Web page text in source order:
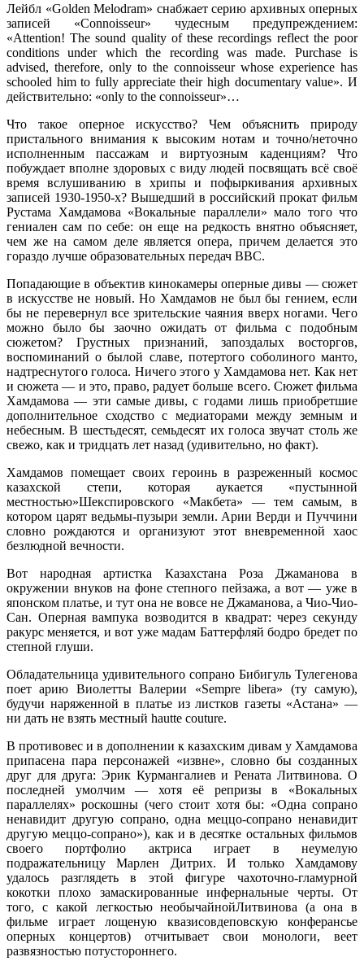
Лейбл «Golden Melodram» снабжает серию архивных оперных
записей «Connoisseur» чудесным предупреждением:
«Attention! The sound quality of these recordings reflect the poor
conditions under which the recording was made. Purchase is
advised, therefore, only to the connoisseur whose experience has
schooled him to fully appreciate their high documentary value». И
действительно: «only to the connoisseur»…
Что такое оперное искусство? Чем объяснить природу
пристального внимания к высоким нотам и точно/неточно
исполненным пассажам и виртуозным каденциям? Что
побуждает вполне здоровых с виду людей посвящать всё своё
время вслушиванию в хрипы и пофыркивания архивных
записей 1930-1950-х? Вышедший в российский прокат фильм
Рустама Хамдамова «Вокальные параллели» мало того что
гениален сам по себе: он еще на редкость внятно объясняет,
чем же на самом деле является опера, причем делается это
гораздо лучше образовательных передач BBC.
Попадающие в объектив кинокамеры оперные дивы — сюжет
в искусстве не новый. Но Хамдамов не был бы гением, если
бы не перевернул все зрительские чаяния вверх ногами. Чего
можно было бы заочно ожидать от фильма с подобным
сюжетом? Грустных признаний, запоздалых восторгов,
воспоминаний о былой славе, потертого соболиного манто,
надтреснутого голоса. Ничего этого у Хамдамова нет. Как нет
и сюжета — и это, право, радует больше всего. Сюжет фильма
Хамдамова — эти самые дивы, с годами лишь приобретшие
дополнительное сходство с медиаторами между земным и
небесным. В шестьдесят, семьдесят их голоса звучат столь же
свежо, как и тридцать лет назад (удивительно, но факт).
Хамдамов помещает своих героинь в разреженный космос
казахской степи, которая аукается «пустынной
местностью»Шекспировского «Макбета» — тем самым, в
котором царят ведьмы-пузыри земли. Арии Верди и Пуччини
словно рождаются и организуют этот вневременной хаос
безлюдной вечности.
Вот народная артистка Казахстана Роза Джаманова в
окружении внуков на фоне степного пейзажа, а вот — уже в
японском платье, и тут она не вовсе не Джаманова, а Чио-Чио-
Сан. Оперная вампука возводится в квадрат: через секунду
ракурс меняется, и вот уже мадам Баттерфляй бодро бредет по
степной глуши.
Обладательница удивительного сопрано Бибигуль Тулегенова
поет арию Виолетты Валерии «Sempre libera» (ту самую),
будучи наряженной в платье из листков газеты «Астана» —
ни дать не взять местный hautte couture.
В противовес и в дополнении к казахским дивам у Хамдамова
припасена пара персонажей «извне», словно бы созданных
друг для друга: Эрик Курмангалиев и Рената Литвинова. О
последней умолчим — хотя её репризы в «Вокальных
параллелях» роскошны (чего стоит хотя бы: «Одна сопрано
ненавидит другую сопрано, одна меццо-сопрано ненавидит
другую меццо-сопрано»), как и в десятке остальных фильмов
своего портфолио актриса играет в неумелую
подражательницу Марлен Дитрих. И только Хамдамову
удалось разглядеть в этой фигуре чахоточно-гламурной
кокотки плохо замаскированные инфернальные черты. От
того, с какой легкостью необычайнойЛитвинова (а она в
фильме играет лощеную квазисовдеповскую конферансье
оперных концертов) отчитывает свои монологи, веет
развязностью потустороннего.